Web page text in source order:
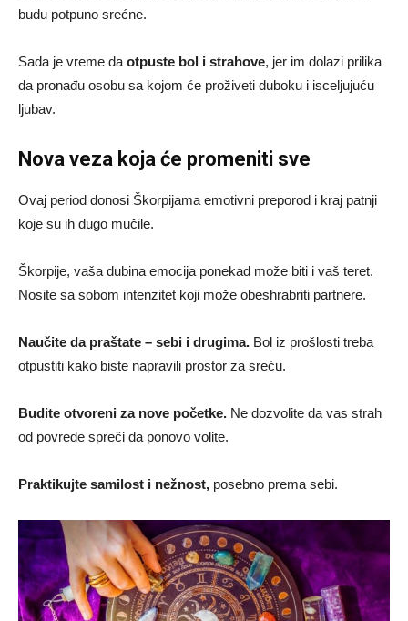
budu potpuno srećne.
Sada je vreme da otpuste bol i strahove, jer im dolazi prilika
da pronađu osobu sa kojom će proživeti duboku i isceljujuću
ljubav.
Nova veza koja će promeniti sve
Ovaj period donosi Škorpijama emotivni preporod i kraj patnji
koje su ih dugo mučile.
Škorpije, vaša dubina emocija ponekad može biti i vaš teret.
Nosite sa sobom intenzitet koji može obeshrabriti partnere.
Naučite da praštate – sebi i drugima. Bol iz prošlosti treba
otpustiti kako biste napravili prostor za sreću.
Budite otvoreni za nove početke. Ne dozvolite da vas strah
od povrede spreči da ponovo volite.
Praktikujte samilost i nežnost, posebno prema sebi.